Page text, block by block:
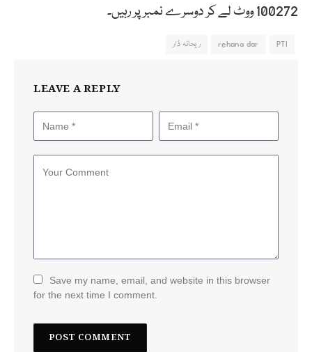
100272 ووٹ لے کر دوسرے نمبر پر رہیں۔
PTI
rehana dar ریحانہ ڈار
LEAVE A REPLY
Save my name, email, and website in this browser
for the next time I comment.